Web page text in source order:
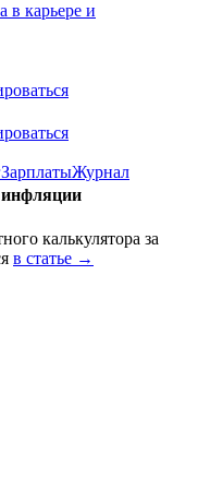
в карьере и
ЗарплатыЖурнал
инфляции
калькулятора за
в статье →